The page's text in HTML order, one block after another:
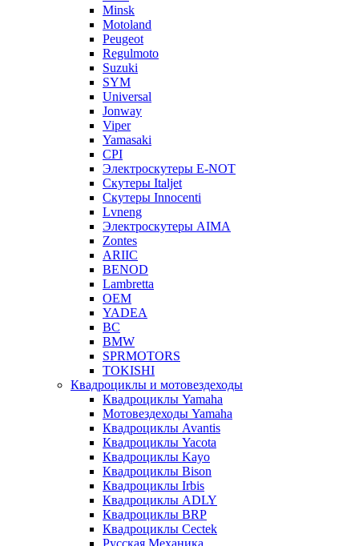
Minsk
Motoland
Peugeot
Regulmoto
Suzuki
SYM
Universal
Jonway
Viper
Yamasaki
CPI
Электроскутеры E-NOT
Скутеры Italjet
Скутеры Innocenti
Lvneng
Электроскутеры AIMA
Zontes
ARIIC
BENOD
Lambretta
OEM
YADEA
BC
BMW
SPRMOTORS
TOKISHI
Квадроциклы и мотовездеходы
Квадроциклы Yamaha
Мотовездеходы Yamaha
Квадроциклы Avantis
Квадроциклы Yacota
Квадроциклы Kayo
Квадроциклы Bison
Квадроциклы Irbis
Квадроциклы ADLY
Квадроциклы BRP
Квадроциклы Cectek
Русская Механика